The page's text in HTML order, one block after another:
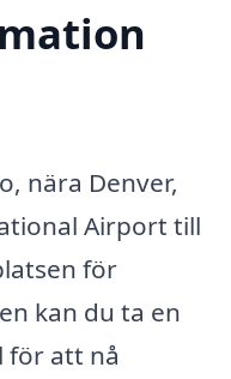
nära Denver,
Airport till
för
kan du ta en
för att nå